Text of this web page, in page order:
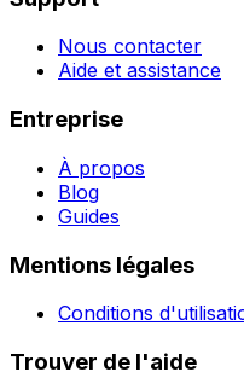
Nous contacter
Aide et assistance
Entreprise
À propos
Blog
Guides
Mentions légales
Conditions
Trouver de l'aide